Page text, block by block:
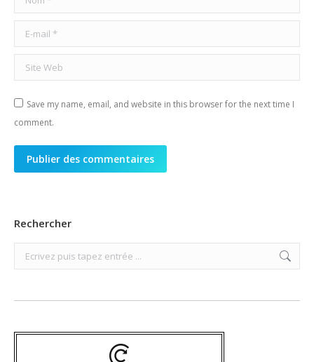
E-mail *
Site Web
Save my name, email, and website in this browser for the next time I
comment.
Publier des commentaires
Rechercher
Search: